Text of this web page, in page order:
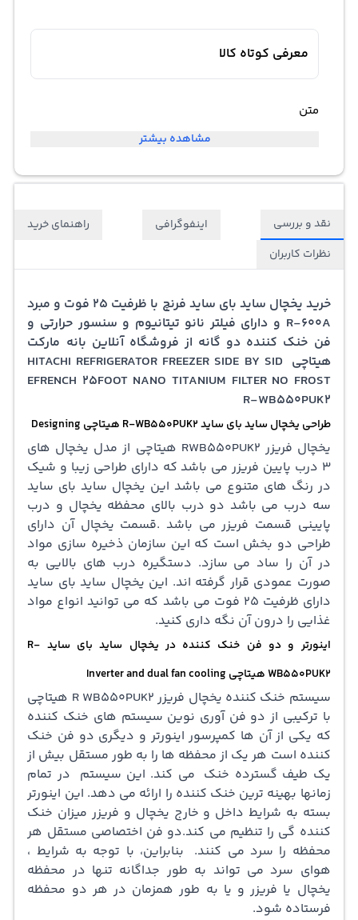
معرفی کوتاه کالا
متن
مشاهده بیشتر
نقد و بررسی اینفوگرافی
راهنمای خرید
نظرات کاربران
خرید یخچال ساید بای ساید فرنچ با ظرفیت 25 فوت و مبرد
R-600A و دارای فیلتر نانو تیتانیوم و سنسور حرارتی و
فن خنک کننده دو گانه از فروشگاه آنلاین بانه مارکت
هیتاچی HITACHI REFRIGERATOR FREEZER SIDE BY SID
EFRENCH 25FOOT NANO TITANIUM FILTER NO FROST
R-WB550PUK2
طراحی یخچال ساید بای ساید R-WB550PUK2 هیتاچی Designing
یخچال فریزر RWB550PUK2 هیتاچی از مدل یخچال های
3 درب پایین فریزر می باشد که دارای طراحی زیبا و شیک
در رنگ های متنوع می باشد این یخچال ساید بای ساید
سه درب می باشد دو درب بالای محفظه یخچال و درب
پایینی قسمت فریزر می باشد .قسمت یخچال آن دارای
طراحی دو بخش است که این سازمان ذخیره سازی مواد
در آن را ساد می سازد. دستگیره درب های بالایی به
صورت عمودی قرار گرفته اند. این یخچال ساید بای ساید
دارای ظرفیت 25 فوت می باشد که می توانید انواع مواد
غذایی را درون آن نگه داری کنید.
اینورتر و دو فن خنک کننده در یخچال ساید بای ساید R-
WB550PUK2 هیتاچی Inverter and dual fan cooling
سیستم خنک کننده یخچال فریزر R WB550PUK2 هیتاچی
با ترکیبی از دو فن آوری نوین سیستم های خنک کننده
که یکی از آن ها کمپرسور اینورتر و دیگری دو فن خنک
کننده است هر یک از محفظه ها را به طور مستقل بیش از
یک طیف گسترده خنک می کند. این سیستم در تمام
زمانها بهینه ترین خنک کننده را ارائه می دهد. این اینورتر
بسته به شرایط داخل و خارج یخچال و فریزر میزان خنک
کننده گی را تنظیم می کند.دو فن اختصاصی مستقل هر
محفظه را سرد می کنند. بنابراین، با توجه به شرایط ،
هوای سرد می تواند به طور جداگانه تنها در محفظه
یخچال یا فریزر و یا به طور همزمان در هر دو محفظه
فرستاده شود.